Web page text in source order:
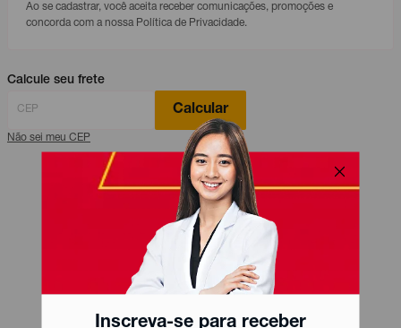
Inscreva-se para receber
Ao se cadastrar, você aceita receber comunicações, promoções e
concorda com a nossa Política de Privacidade.
Calcule seu frete
Calcular
Não sei meu CEP